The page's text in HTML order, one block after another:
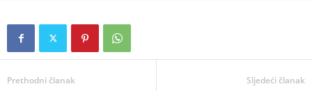
Prethodni članak Sljedeći članak